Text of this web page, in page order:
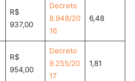
R$
937,00
Decreto
8.948/20
16
6,48
R$
954,00
Decreto
9.255/20
17
1,81